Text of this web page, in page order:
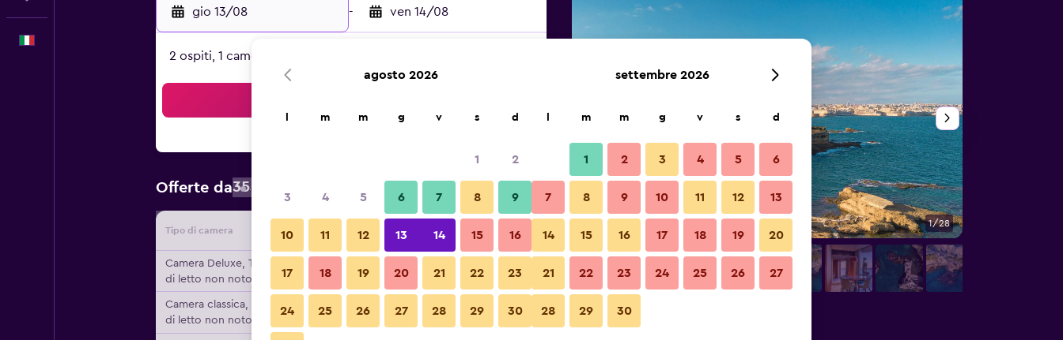
gio 13/08 - ven 14/08
2 ospiti, 1 camera
Offerte da354 € Prezzo a notte più conveniente
Tipo di camera Fornitore Totale notte
Camera Deluxe, Tipo
di letto non noto
354 € Visualizza offerta
Camera classica, Tipo
di letto non noto
357 € Visualizza offerta
Edificio 1/28
Foto di Minareto
agosto 2026
m m g v s d
1 2
3 4 5 6 7 8 9
10 11 12 13 14 15 16
17 18 19 20 21 22 23
24 25 26 27 28 29 30
settembre 2026
m m g v s d
1 2 3 4 5 6
7 8 9 10 11 12 13
14 15 16 17 18 19 20
21 22 23 24 25 26 27
28 29 30